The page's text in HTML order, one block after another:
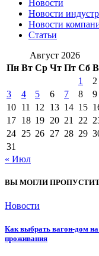
Новости
Новости
Новости
Статьи
Август 2026
Пн Вт Ср Чт Пт Сб
1
2
3
4 5 6 7 8
9
10 11 12 13 14 15
17 18 19 20 21 22
24 25 26 27 28 29
31
« Июл
ВЫ МОГЛИ
Новости
Как выбрать вагон-дом на
проживания